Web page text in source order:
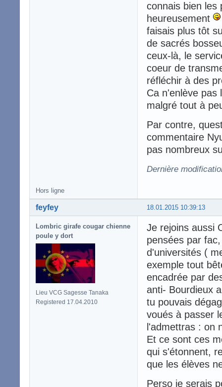
connais bien les
heureusement
faisais plus tôt
de sacrés
ceux-là, le
coeur de
réfléchir à des
Ca n'enlève pas
malgré tout à
Par contre,
commentaire
pas nombreux
Dernière
Hors ligne
18.01.2015 10:39:13
feyfey
Lombric girafe cougar chienne
poule y dort
Lieu VCG Sagesse Tanaka
Registered 17.04.2010
Je rejoins aussi
pensées par
d'universités (
exemple tout
encadrée par
anti- Bourdieux
tu pouvais
voués à passer
l'admettras : on
Et ce sont ces
qui s'étonnent,
que les élèves
Perso je serais